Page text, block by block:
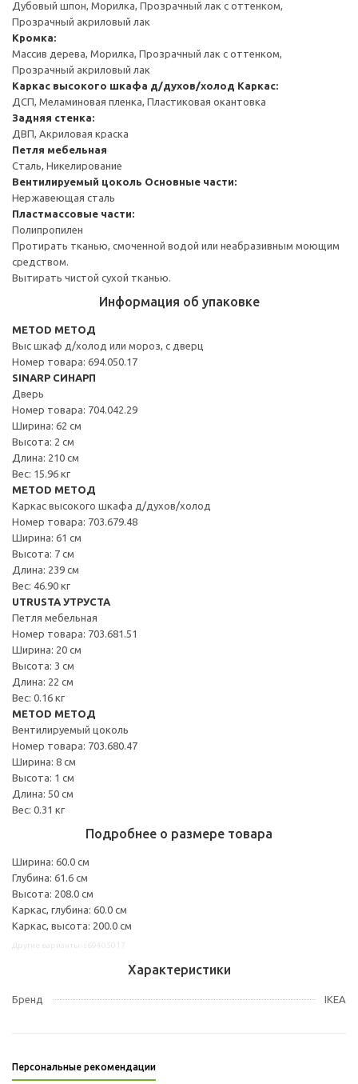
Дубовый шпон, Морилка, Прозрачный лак с оттенком,
Прозрачный акриловый лак
Кромка:
Массив дерева, Морилка, Прозрачный лак с оттенком,
Прозрачный акриловый лак
Каркас высокого шкафа д/духов/холод Каркас:
ДСП, Меламиновая пленка, Пластиковая окантовка
Задняя стенка:
ДВП, Акриловая краска
Петля мебельная
Сталь, Никелирование
Вентилируемый цоколь Основные части:
Нержавеющая сталь
Пластмассовые части:
Полипропилен
Протирать тканью, смоченной водой или неабразивным моющим
средством.
Вытирать чистой сухой тканью.
Информация об упаковке
METOD МЕТОД
Выс шкаф д/холод или мороз, с дверц
Номер товара: 694.050.17
SINARP СИНАРП
Дверь
Номер товара: 704.042.29
Ширина: 62 см
Высота: 2 см
Длина: 210 см
Вес: 15.96 кг
METOD МЕТОД
Каркас высокого шкафа д/духов/холод
Номер товара: 703.679.48
Ширина: 61 см
Высота: 7 см
Длина: 239 см
Вес: 46.90 кг
UTRUSTA УТРУСТА
Петля мебельная
Номер товара: 703.681.51
Ширина: 20 см
Высота: 3 см
Длина: 22 см
Вес: 0.16 кг
METOD МЕТОД
Вентилируемый цоколь
Номер товара: 703.680.47
Ширина: 8 см
Высота: 1 см
Длина: 50 см
Вес: 0.31 кг
Подробнее о размере товара
Ширина: 60.0 см
Глубина: 61.6 см
Высота: 208.0 см
Каркас, глубина: 60.0 см
Каркас, высота: 200.0 см
Характеристики
Бренд IKEA
Персональные рекомендации